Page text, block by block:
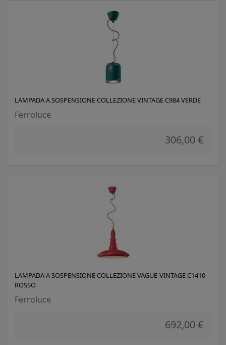
LAMPADA A SOSPENSIONE COLLEZIONE VINTAGE C984 VERDE
Ferroluce
306,00 €
LAMPADA A SOSPENSIONE COLLEZIONE VAGUE-VINTAGE C1410
ROSSO
Ferroluce
692,00 €